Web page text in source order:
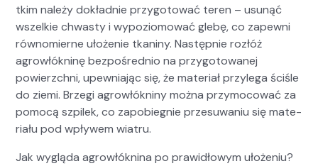
tkim należy dokład­nie przy­go­tować teren – usunąć
wszelkie chwasty i wypoziomować gle­bę, co zapewni
równomierne ułoże­nie tkaniny. Następ­nie rozłóż
agrowłókn­inę bezpośred­nio na przy­go­towanej
powierzch­ni, upew­ni­a­jąc się, że mate­ri­ał przyle­ga ściśle
do zie­mi. Brze­gi agrowłókniny moż­na przy­mo­cow­ać za
pomocą szpilek, co zapo­bieg­nie prze­suwa­niu się mate­
ri­ału pod wpły­wem wia­tru.
Jak wyglą­da agrowłókn­i­na po praw­idłowym ułoże­niu?